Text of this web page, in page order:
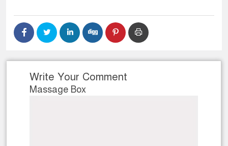
Write Your Comment
Massage Box